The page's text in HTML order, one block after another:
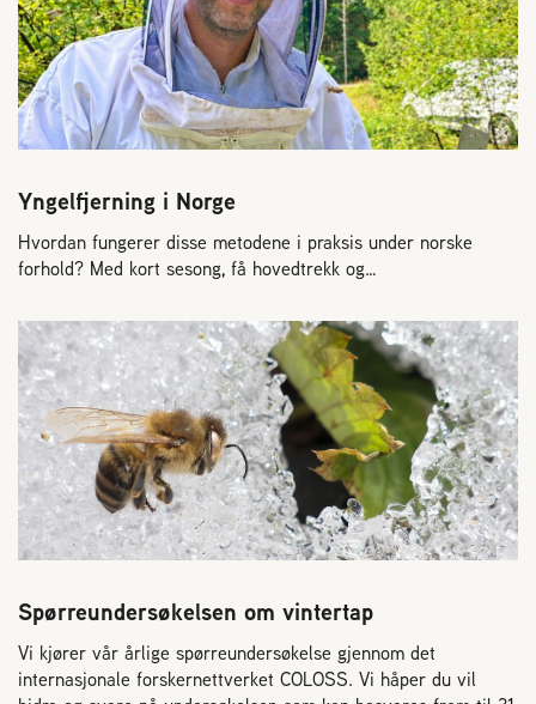
Yngelfjerning i Norge
Hvordan fungerer disse metodene i praksis under norske
forhold? Med kort sesong, få hovedtrekk og…
Spørreundersøkelsen om vintertap
Vi kjører vår årlige spørreundersøkelse gjennom det
internasjonale forskernettverket COLOSS. Vi håper du vil